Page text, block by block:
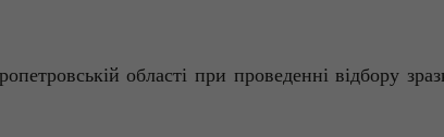
області при проведенні відбору